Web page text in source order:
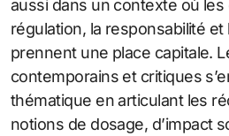
aussi dans un contexte où les
régulation, la responsabilité
prennent une place capitale.
contemporains et critiques
thématique en articulant les
notions de dosage, d’impact